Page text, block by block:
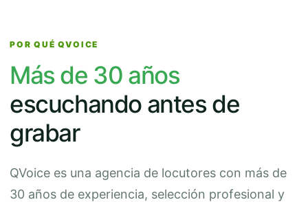
POR QUÉ QVOICE
Más de 30 años
escuchando antes de
grabar
QVoice es una agencia de locutores con más de
30 años de experiencia, selección profesional y